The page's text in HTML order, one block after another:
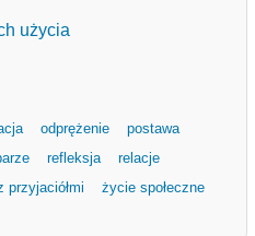
użycia
odprężenie
postawa
refleksja
relacje
przyjaciółmi
życie społeczne